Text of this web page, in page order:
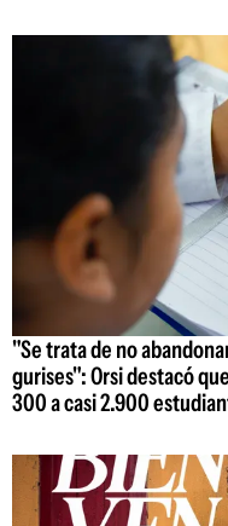
"Se trata de no
gurises": Orsi destacó
300 a casi 2.900